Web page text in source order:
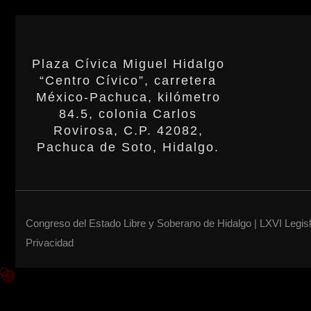
Plaza Cívica Miguel Hidalgo
“Centro Cívico”, carretera
México-Pachuca, kilómetro
84.5, colonia Carlos
Rovirosa, C.P. 42082,
Pachuca de Soto, Hidalgo.
Congreso del Estado Libre y Soberano de Hidalgo | LXVI
Privacidad